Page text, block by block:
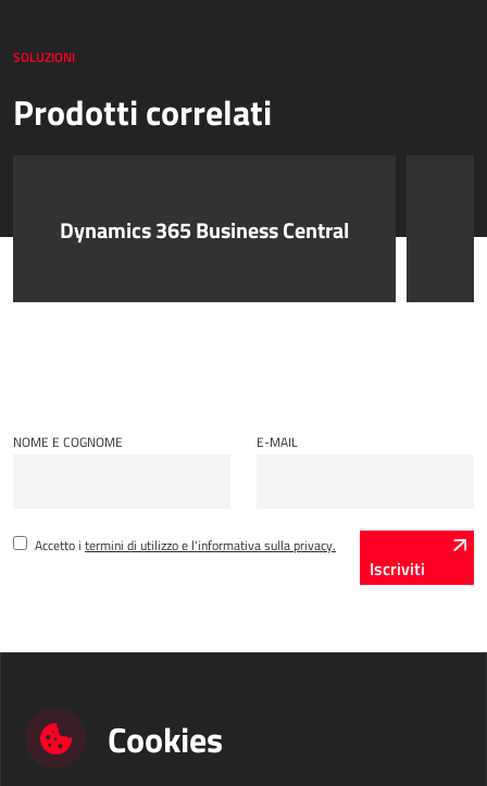
Power Registration & Planning
Microsoft Dynamics 365 Gestione del Personale
Infrastruttura della rete
SOLUZIONI
Prodotti correlati
Dynamics 365 Business Central
NOME E COGNOME E-MAIL
Accetto i termini di utilizzo e l'informativa sulla privacy.
Iscriviti
Cookies